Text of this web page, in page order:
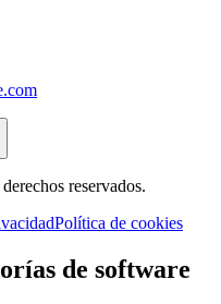
reservados.
Política de cookies
de software